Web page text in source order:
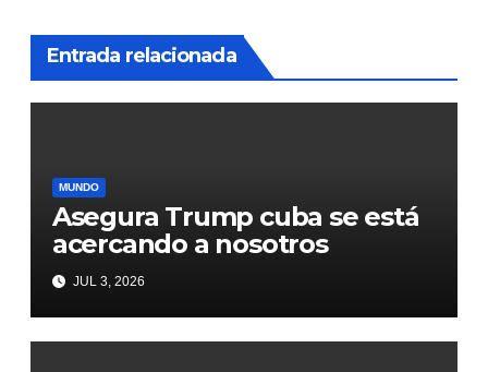
Entrada relacionada
MUNDO
Asegura Trump cuba se está
acercando a nosotros
JUL 3, 2026